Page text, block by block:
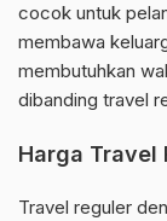
cocok untuk
membawa
membutuhkan
dibanding travel
Harga Travel
Travel reguler